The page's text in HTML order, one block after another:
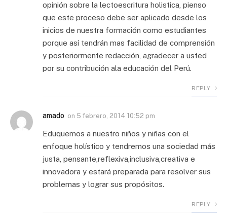
opinión sobre la lectoescritura holistica, pienso
que este proceso debe ser aplicado desde los
inicios de nuestra formación como estudiantes
porque así tendrán mas facilidad de comprensión
y posteriormente redacción, agradecer a usted
por su contribución ala educación del Perú.
REPLY
amado on 5 febrero, 2014 10:52 pm
Eduquemos a nuestro niños y niñas con el
enfoque holístico y tendremos una sociedad más
justa, pensante,reflexiva,inclusiva,creativa e
innovadora y estará preparada para resolver sus
problemas y lograr sus propósitos.
REPLY